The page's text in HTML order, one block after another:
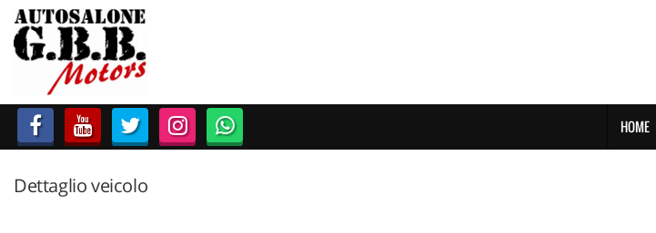
HOME
LISTA VEICOLI
ACCESSORI E RICAMBI
ACQUISTIAMO USATO
HOME
Dettaglio veicolo